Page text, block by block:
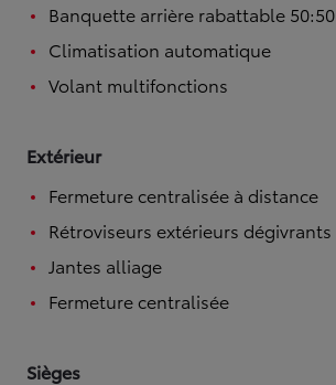
Banquette arrière rabattable 50:50
Climatisation automatique
Volant multifonctions
Extérieur
Fermeture centralisée à distance
Rétroviseurs extérieurs dégivrants
Jantes alliage
Fermeture centralisée
Sièges